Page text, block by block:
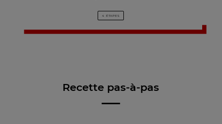
4 ÉTAPES
Recette pas-à-pas